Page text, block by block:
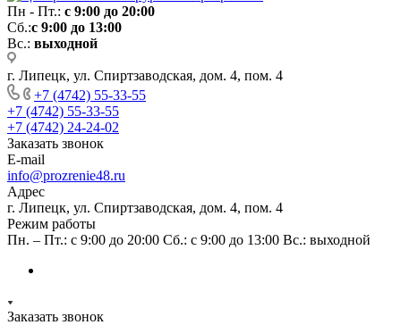
Пн - Пт.: с 9:00 до 20:00
Сб.:с 9:00 до 13:00
Вс.: выходной
г. Липецк, ул. Спиртзаводская, дом. 4, пом. 4
+7 (4742) 55-33-55
+7 (4742) 55-33-55
+7 (4742) 24-24-02
Заказать звонок
E-mail
info@prozrenie48.ru
Адрес
г. Липецк, ул. Спиртзаводская, дом. 4, пом. 4
Режим работы
Пн. – Пт.: с 9:00 до 20:00 Сб.: с 9:00 до 13:00 Вс.: выходной
Заказать звонок